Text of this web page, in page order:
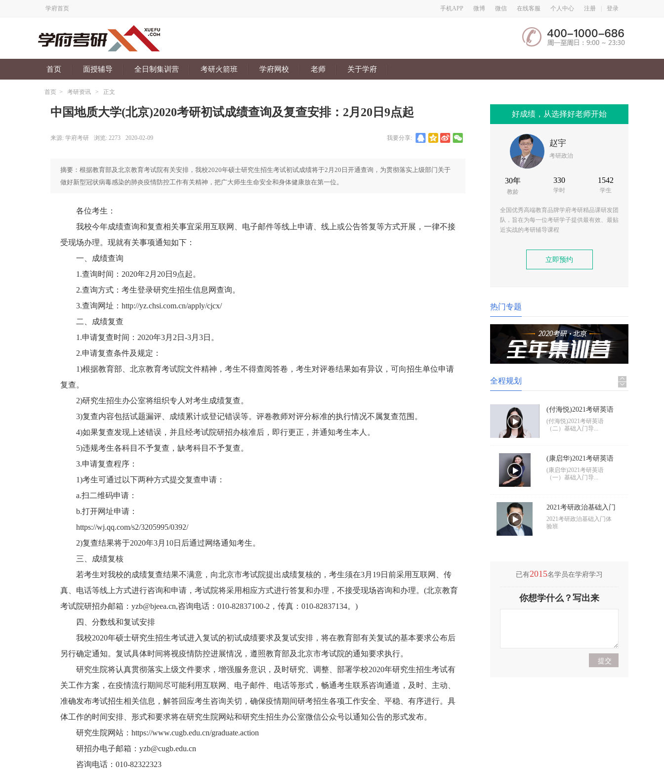
学府首页 手机APP 微博 微信 在线客服 个人中心 注册 登录
首页 面授辅导 全日制集训营 考研火箭班 学府网校 老师 关于学府
首页 > 考研资讯 > 正文
中国地质大学(北京)2020考研初试成绩查询及复查安排：2月20日9点起
来源: 学府考研 浏览: 2273 2020-02-09 我要分享:
摘要：根据教育部及北京教育考试院有关安排，我校2020年硕士研究生招生考试初试成绩将于2月20日开通查询，为贯彻落实上级部门关于
做好新型冠状病毒感染的肺炎疫情防控工作有关精神，把广大师生生命安全和身体健康放在第一位。
各位考生：
我校今年成绩查询和复查相关事宜采用互联网、电子邮件等线上申请、线上或公告答复等方式开展，一律不接
受现场办理。现就有关事项通知如下：
一、成绩查询
1.查询时间：2020年2月20日9点起。
2.查询方式：考生登录研究生招生信息网查询。
3.查询网址：http://yz.chsi.com.cn/apply/cjcx/
二、成绩复查
1.申请复查时间：2020年3月2日-3月3日。
2.申请复查条件及规定：
1)根据教育部、北京教育考试院文件精神，考生不得查阅答卷，考生对评卷结果如有异议，可向招生单位申请
复查。
2)研究生招生办公室将组织专人对考生成绩复查。
3)复查内容包括试题漏评、成绩累计或登记错误等。评卷教师对评分标准的执行情况不属复查范围。
4)如果复查发现上述错误，并且经考试院研招办核准后，即行更正，并通知考生本人。
5)违规考生各科目不予复查，缺考科目不予复查。
3.申请复查程序：
1)考生可通过以下两种方式提交复查申请：
a.扫二维码申请：
b.打开网址申请：
https://wj.qq.com/s2/3205995/0392/
2)复查结果将于2020年3月10日后通过网络通知考生。
三、成绩复核
若考生对我校的成绩复查结果不满意，向北京市考试院提出成绩复核的，考生须在3月19日前采用互联网、传
真、电话等线上方式进行咨询和申请，考试院将采用相应方式进行答复和办理，不接受现场咨询和办理。(北京教育
考试院研招办邮箱：yzb@bjeea.cn,咨询电话：010-82837100-2，传真：010-82837134。)
四、分数线和复试安排
我校2020年硕士研究生招生考试进入复试的初试成绩要求及复试安排，将在教育部有关复试的基本要求公布后
另行确定通知。复试具体时间将视疫情防控进展情况，遵照教育部及北京市考试院的通知要求执行。
研究生院将认真贯彻落实上级文件要求，增强服务意识，及时研究、调整、部署学校2020年研究生招生考试有
关工作方案，在疫情流行期间尽可能利用互联网、电子邮件、电话等形式，畅通考生联系咨询通道，及时、主动、
准确发布考试招生相关信息，解答回应考生咨询关切，确保疫情期间研考招生各项工作安全、平稳、有序进行。具
体工作的时间安排、形式和要求将在研究生院网站和研究生招生办公室微信公众号以通知公告的形式发布。
研究生院网站：https://www.cugb.edu.cn/graduate.action
研招办电子邮箱：yzb@cugb.edu.cn
咨询电话：010-82322323
好成绩，从选择好老师开始
赵宇
考研政治
30年
教龄
330
学时
1542
学生
全国优秀高端教育品牌学府考研精品课研发团
队，旨在为每一位考研学子提供最有效、最贴
近实战的考研辅导课程
立即预约
热门专题
全程规划
(付海悦)2021考研英语
2021考研政治基础入门
导学
2021考研政治基础入门体
验班
(付海悦)2021考研英语
（二）基础入门导学
(付海悦)2021考研英语
（二）基础入门导...
(康启华)2021考研英语
（一）基础入门导学
(康启华)2021考研英语
（一）基础入门导...
2021考研政治基础入门
导学
2021考研政治基础入门体
验班
(付海悦)2021考研英语
（二）基础入门导学
(付海悦)2021考研英语
（二）基础入门导...
（一）基础入门导学
(康启华)2021考研英语
（一）基础入门导...
已有2015名学员在学府学习
你想学什么？写出来